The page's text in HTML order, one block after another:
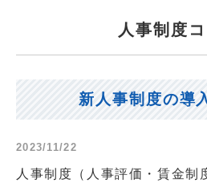
人事制度
新人事制度の導
2023/11/22
人事制度（人事評価・賃金制